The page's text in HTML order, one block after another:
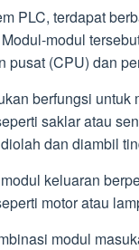
PLC, terdapat
modul
pusat (CPU) dan
berfungsi
saklar atau
dan diambil
keluaran
motor atau
modul